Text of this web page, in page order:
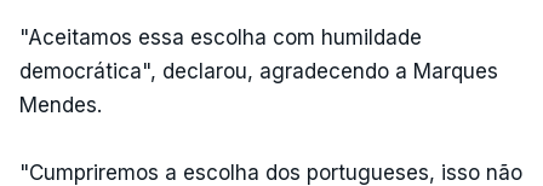
"Aceitamos essa escolha com humildade
democrática", declarou, agradecendo a Marques
Mendes.
"Cumpriremos a escolha dos portugueses, isso não